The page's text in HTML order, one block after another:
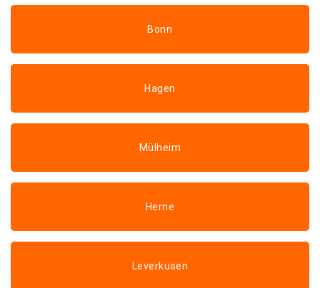
Bonn
Hagen
Mülheim
Herne
Leverkusen